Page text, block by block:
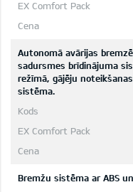
Autonomā avārijas
sadursmes brīdinājuma
režīmā, gājēju
sistēma.
Bremžu sistēma ar ABS